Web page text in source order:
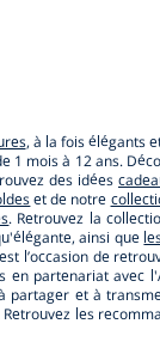
, à la fois élégants
1 mois à 12 ans.
des idées
et de notre
. Retrouvez la
ainsi que
l’occasion de
en partenariat avec
partager et à
les